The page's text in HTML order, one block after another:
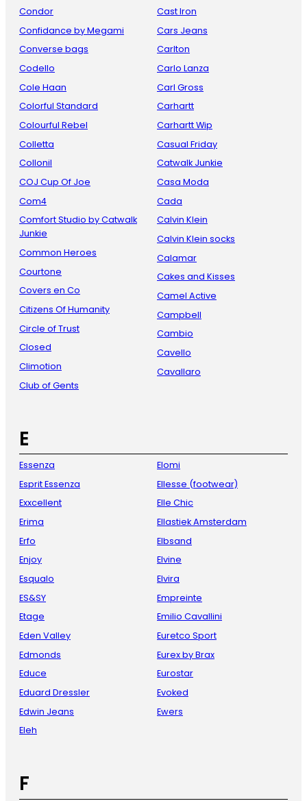
Condor
Confidance by Megami
Converse bags
Codello
Cole Haan
Colorful Standard
Colourful Rebel
Colletta
Collonil
COJ Cup Of Joe
Com4
Comfort Studio by Catwalk
Junkie
Common Heroes
Courtone
Covers en Co
Citizens Of Humanity
Circle of Trust
Closed
Climotion
Club of Gents
Cast Iron
Cars Jeans
Carlton
Carlo Lanza
Carl Gross
Carhartt
Carhartt Wip
Casual Friday
Catwalk Junkie
Casa Moda
Cada
Calvin Klein
Calvin Klein socks
Calamar
Cakes and Kisses
Camel Active
Campbell
Cambio
Cavello
Cavallaro
E
Essenza
Esprit Essenza
Exxcellent
Erima
Erfo
Enjoy
Esqualo
ES&SY
Etage
Eden Valley
Edmonds
Educe
Eduard Dressler
Edwin Jeans
Eleh
Elomi
Ellesse (footwear)
Elle Chic
Ellastiek Amsterdam
Elbsand
Elvine
Elvira
Empreinte
Emilio Cavallini
Euretco Sport
Eurex by Brax
Eurostar
Evoked
Ewers
F